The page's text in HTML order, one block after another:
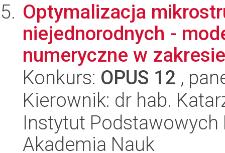
Optymalizacja
niejednorodnych -
numeryczne w
Konkurs: OPUS 12 ,
Kierownik: dr hab.
Instytut
Akademia Nauk